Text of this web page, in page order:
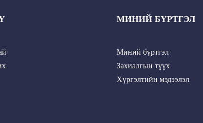
МИНИЙ БҮРТГЭЛ
Миний бүртгэл
Захиалгын түүх
Хүргэлтийн мэдээлэл